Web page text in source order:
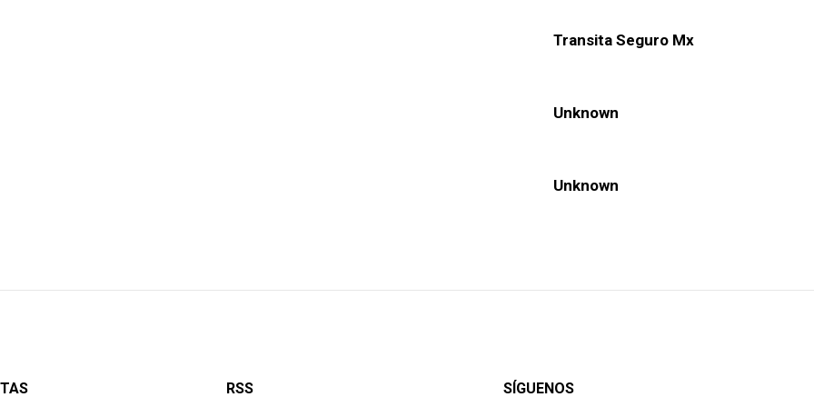
Transita Seguro Mx
Unknown
Unknown
RSS SÍGUENOS